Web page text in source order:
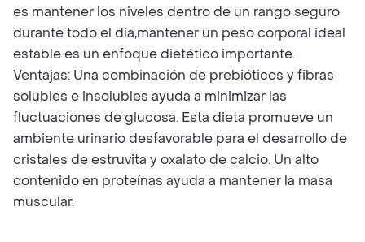
es mantener los niveles dentro de un rango seguro
durante todo el día,mantener un peso corporal ideal
estable es un enfoque dietético importante.
Ventajas: Una combinación de prebióticos y fibras
solubles e insolubles ayuda a minimizar las
fluctuaciones de glucosa. Esta dieta promueve un
ambiente urinario desfavorable para el desarrollo de
cristales de estruvita y oxalato de calcio. Un alto
contenido en proteínas ayuda a mantener la masa
muscular.